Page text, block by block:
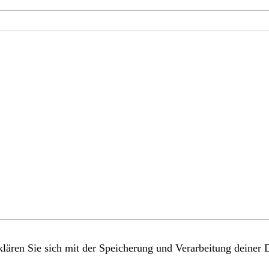
Sie sich mit der Speicherung und Verarbeitung deiner